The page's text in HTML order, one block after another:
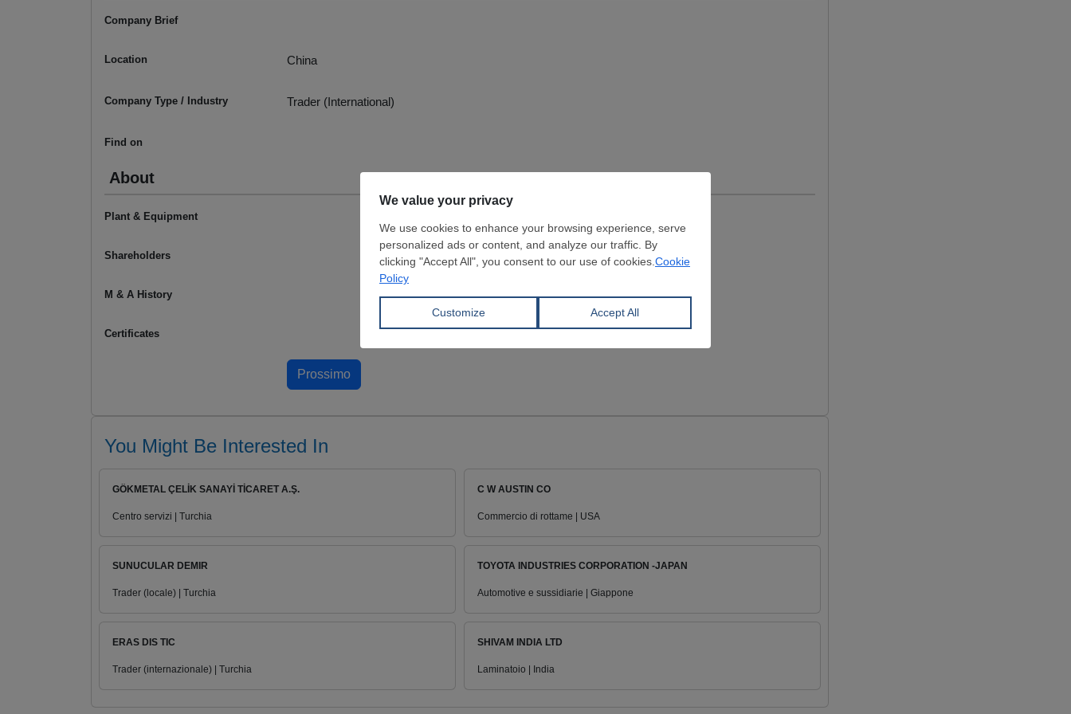
Company Brief
Location China
Company Type / Industry Trader (International)
Find on
About
Plant & Equipment
Shareholders
M & A History
Certificates
You Might Be Interested In
GÖKMETAL ÇELİK SANAYİ TİCARET A.Ş.
Centro servizi | Turchia
C W AUSTIN CO
Commercio di rottame | USA
SUNUCULAR DEMIR
Trader (locale) | Turchia
TOYOTA INDUSTRIES CORPORATION -JAPAN
Automotive e sussidiarie | Giappone
ERAS DIS TIC
Trader (internazionale) | Turchia
SHIVAM INDIA LTD
Laminatoio | India